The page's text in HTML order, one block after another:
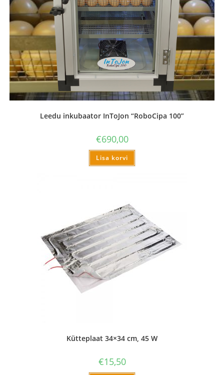
Leedu inkubaator InToJon “RoboCipa 100”
€690,00
Lisa korvi
Kütteplaat 34×34 cm, 45 W
€15,50